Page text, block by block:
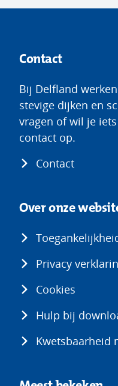
Contact
Bij Delfland
stevige dijken en
vragen of wil je
contact op.
Contact
Over onze
Privacy
Cookies
Hulp bij
Kwetsbaarheid